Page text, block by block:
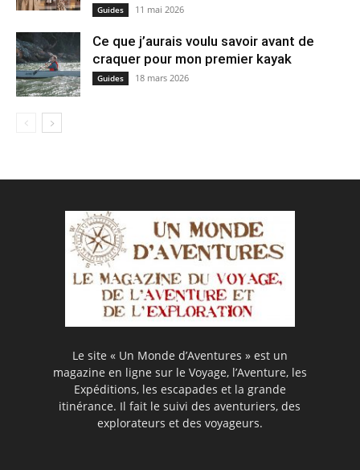
Guides 11 mai 2026
Ce que j’aurais voulu savoir avant de
craquer pour mon premier kayak
Guides 18 mars 2026
Le site « Un Monde d’Aventures » est un
magazine en ligne sur le Voyage, l’Aventure, les
Expéditions, les escapades et la grande
itinérance. Il fait le suivi des aventuriers, des
explorateurs et des voyageurs.